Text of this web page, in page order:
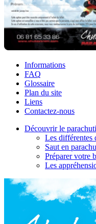
Informations
FAQ
Glossaire
Plan du site
Liens
Contactez-nous
Découvrir le
Les différentes
Saut en
Préparer votre
Les